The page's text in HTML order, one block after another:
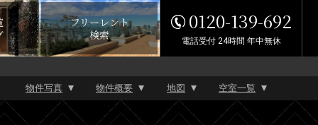
フリーレント
検索
0120-139-692
電話受付 24時間 年中無休
物件写真 物件概要 地図 空室一覧